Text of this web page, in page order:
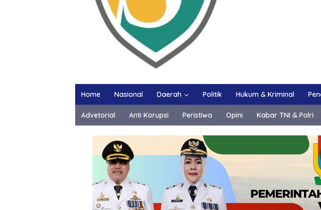
Home Nasional Daerah Politik Hukum & Kriminal
Advetorial Anti Korupsi Peristiwa Opini Kabar TNI & Polri